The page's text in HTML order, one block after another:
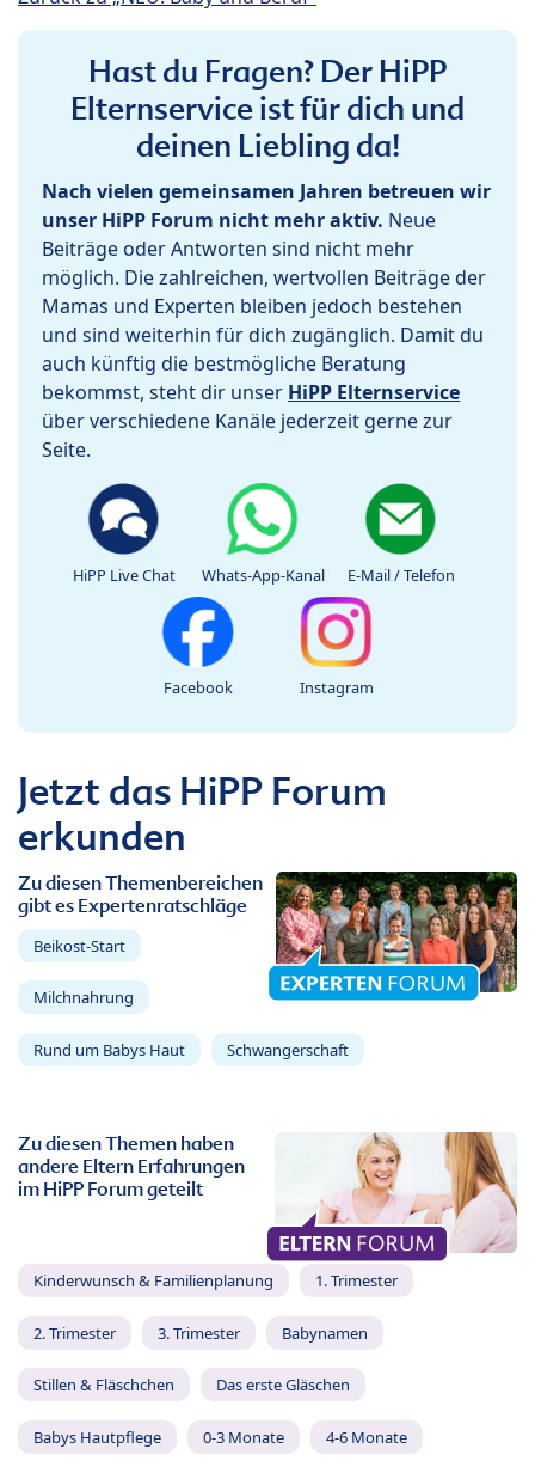
Hast du Fragen? Der HiPP
Elternservice ist für dich und
deinen Liebling da!
Nach vielen gemeinsamen Jahren betreuen wir
unser HiPP Forum nicht mehr aktiv. Neue
Beiträge oder Antworten sind nicht mehr
möglich. Die zahlreichen, wertvollen Beiträge der
Mamas und Experten bleiben jedoch bestehen
und sind weiterhin für dich zugänglich. Damit du
auch künftig die bestmögliche Beratung
bekommst, steht dir unser HiPP Elternservice
über verschiedene Kanäle jederzeit gerne zur
Seite.
HiPP Live Chat Whats-App-Kanal E-Mail / Telefon
Facebook Instagram
Jetzt das HiPP Forum
erkunden
Zu diesen Themenbereichen
gibt es Expertenratschläge
Beikost-Start
Milchnahrung
Rund um Babys Haut Schwangerschaft
Zu diesen Themen haben
andere Eltern Erfahrungen
im HiPP Forum geteilt
Kinderwunsch & Familienplanung 1. Trimester
2. Trimester 3. Trimester Babynamen
Stillen & Fläschchen Das erste Gläschen
Babys Hautpflege 0-3 Monate 4-6 Monate